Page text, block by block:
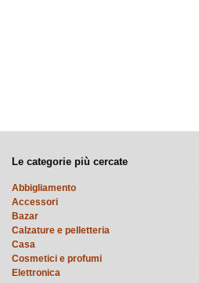
Le categorie più cercate
Abbigliamento
Accessori
Bazar
Calzature e pelletteria
Casa
Cosmetici e profumi
Elettronica